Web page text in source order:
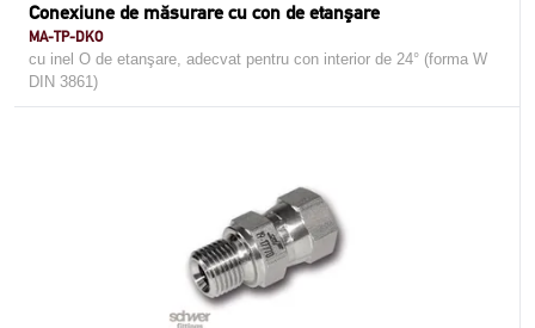
Conexiune de măsurare cu con de etanşare
MA-TP-DKO
cu inel O de etanşare, adecvat pentru con interior de 24° (forma W
DIN 3861)